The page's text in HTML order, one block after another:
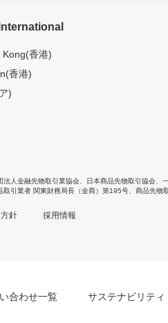
香港)
香港)
)
法人金融先物取引業協会 日本商品先物取引協会
取引業者 関東財務局長（金商）第195号、商品先物
針 採用情報
合わせ一覧 サステナビリティ